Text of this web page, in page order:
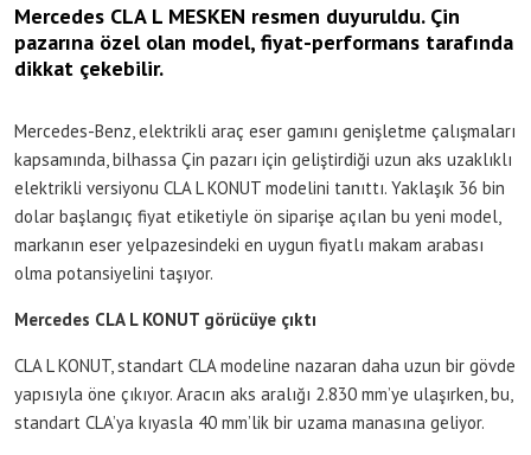
Mercedes CLA L MESKEN resmen duyuruldu. Çin
pazarına özel olan model, fiyat-performans tarafında
dikkat çekebilir.
Mercedes-Benz, elektrikli araç eser gamını genişletme çalışmaları
kapsamında, bilhassa Çin pazarı için geliştirdiği uzun aks uzaklıklı
elektrikli versiyonu CLA L KONUT modelini tanıttı. Yaklaşık 36 bin
dolar başlangıç fiyat etiketiyle ön siparişe açılan bu yeni model,
markanın eser yelpazesindeki en uygun fiyatlı makam arabası
olma potansiyelini taşıyor.
Mercedes CLA L KONUT görücüye çıktı
CLA L KONUT, standart CLA modeline nazaran daha uzun bir gövde
yapısıyla öne çıkıyor. Aracın aks aralığı 2.830 mm’ye ulaşırken, bu,
standart CLA’ya kıyasla 40 mm’lik bir uzama manasına geliyor.